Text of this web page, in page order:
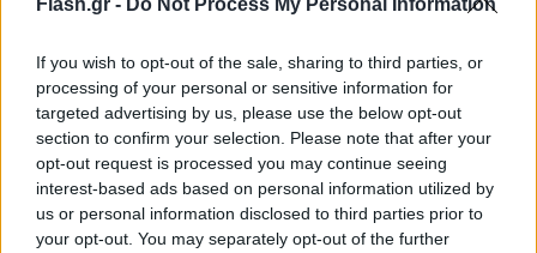
Flash.gr - Do Not Process My Personal Information
If you wish to opt-out of the sale, sharing to third parties, or
processing of your personal or sensitive information for
targeted advertising by us, please use the below opt-out
section to confirm your selection. Please note that after your
opt-out request is processed you may continue seeing
interest-based ads based on personal information utilized by
us or personal information disclosed to third parties prior to
your opt-out. You may separately opt-out of the further